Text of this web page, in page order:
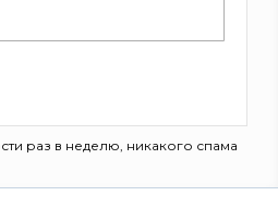
раз в неделю, никакого спама